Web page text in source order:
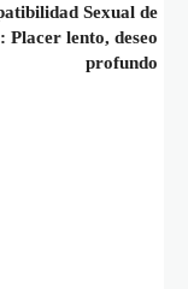
Sexual de
Placer lento, deseo
profundo